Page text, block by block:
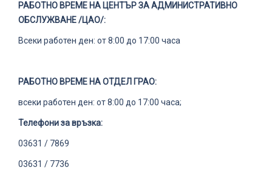
РАБОТНО ВРЕМЕ НА ЦЕНТЪР ЗА АДМИНИСТРАТИВНО
ОБСЛУЖВАНЕ /ЦАО/:
Всеки работен ден: от 8:00 до 17:00 часа
РАБОТНО ВРЕМЕ НА ОТДЕЛ ГРАО:
всеки работен ден: от 8:00 до 17:00 часа;
Телефони за връзка:
03631 / 7869
03631 / 7736